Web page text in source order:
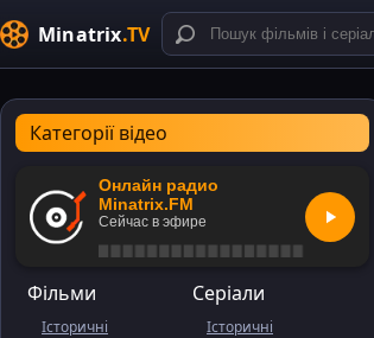
Minatrix.TV
Категорії відео
Онлайн радио
Minatrix.FM
Сейчас в эфире
Фільми
Історичні
Серіали
Історичні